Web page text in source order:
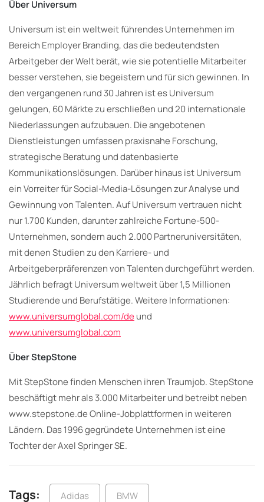
Über Universum
Universum ist ein weltweit führendes Unternehmen im
Bereich Employer Branding, das die bedeutendsten
Arbeitgeber der Welt berät, wie sie potentielle Mitarbeiter
besser verstehen, sie begeistern und für sich gewinnen. In
den vergangenen rund 30 Jahren ist es Universum
gelungen, 60 Märkte zu erschließen und 20 internationale
Niederlassungen aufzubauen. Die angebotenen
Dienstleistungen umfassen praxisnahe Forschung,
strategische Beratung und datenbasierte
Kommunikationslösungen. Darüber hinaus ist Universum
ein Vorreiter für Social-Media-Lösungen zur Analyse und
Gewinnung von Talenten. Auf Universum vertrauen nicht
nur 1.700 Kunden, darunter zahlreiche Fortune-500-
Unternehmen, sondern auch 2.000 Partneruniversitäten,
mit denen Studien zu den Karriere- und
Arbeitgeberpräferenzen von Talenten durchgeführt werden.
Jährlich befragt Universum weltweit über 1,5 Millionen
Studierende und Berufstätige. Weitere Informationen:
www.universumglobal.com/deund
www.universumglobal.com
Über StepStone
Mit StepStone finden Menschen ihren Traumjob. StepStone
beschäftigt mehr als 3.000 Mitarbeiter und betreibt neben
www.stepstone.de Online-Jobplattformen in weiteren
Ländern. Das 1996 gegründete Unternehmen ist eine
Tochter der Axel Springer SE.
Tags: Adidas BMW